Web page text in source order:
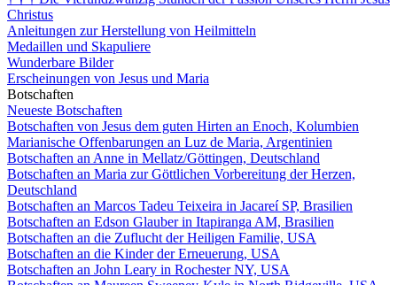
Christus
Anleitungen zur Herstellung von Heilmitteln
Medaillen und Skapuliere
Wunderbare Bilder
Erscheinungen von Jesus und Maria
Botschaften
Neueste Botschaften
Botschaften von Jesus dem guten Hirten an Enoch, Kolumbien
Marianische Offenbarungen an Luz de Maria, Argentinien
Botschaften an Anne in Mellatz/Göttingen, Deutschland
Botschaften an Maria zur Göttlichen Vorbereitung der Herzen,
Deutschland
Botschaften an Marcos Tadeu Teixeira in Jacareí SP, Brasilien
Botschaften an Edson Glauber in Itapiranga AM, Brasilien
Botschaften an die Zuflucht der Heiligen Familie, USA
Botschaften an die Kinder der Erneuerung, USA
Botschaften an John Leary in Rochester NY, USA